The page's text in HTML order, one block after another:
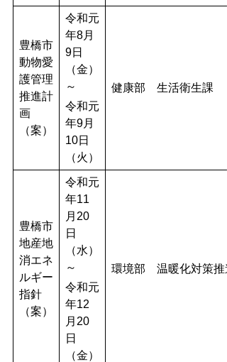
豊橋市
動物愛
護管理
推進計
画
（案）
令和元
年8月
9日
（金）
～
令和元
年9月
10日
（火）
健康部 生活衛生課
豊橋市
地産地
消エネ
ルギー
指針
（案）
令和元
年11
月20
日
（水）
～
令和元
年12
月20
日
（金）
環境部 温暖化対策推